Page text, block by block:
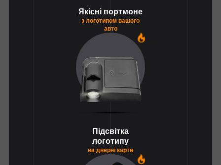
Якісні портмоне
з логотипом вашого
авто
Підсвітка
логотипу
на дверні карти